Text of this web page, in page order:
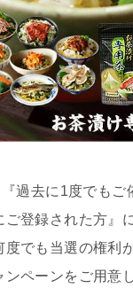
過去に1度でもご
ご登録された方』
でも当選の権利
ペーンをご用意